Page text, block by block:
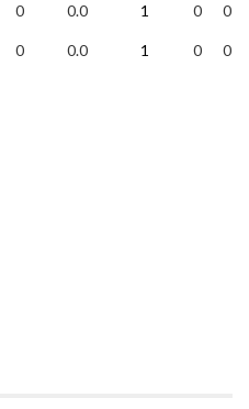
0 0.0 1 0 0
0 0.0 1 0 0